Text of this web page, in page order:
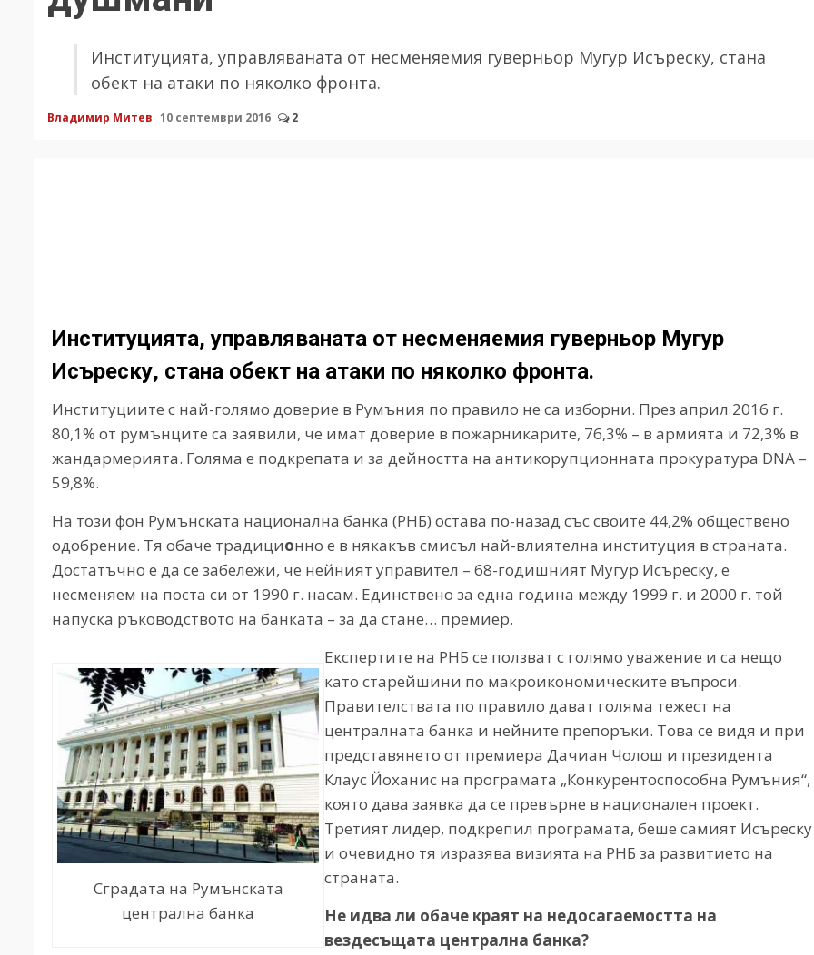
Институцията, управляваната от несменяемия гуверньор Мугур Исъреску, стана
обект на атаки по няколко фронта.
Владимир Митев 10 септември 2016 2
Институцията, управляваната от несменяемия гуверньор Мугур
Исъреску, стана обект на атаки по няколко фронта.
Институциите с най-голямо доверие в Румъния по правило не са изборни. През април 2016 г.
80,1% от румънците са заявили, че имат доверие в пожарникарите, 76,3% – в армията и 72,3% в
жандармерията. Голяма е подкрепата и за дейността на антикорупционната прокуратура DNA –
59,8%.
На този фон Румънската национална банка (РНБ) остава по-назад със своите 44,2% обществено
одобрение. Тя обаче традиционно е в някакъв смисъл най-влиятелна институция в страната.
Достатъчно е да се забележи, че нейният управител – 68-годишният Мугур Исъреску, е
несменяем на поста си от 1990 г. насам. Единствено за една година между 1999 г. и 2000 г. той
напуска ръководството на банката – за да стане… премиер.
Сградата на Румънската
централна банка
Експертите на РНБ се ползват с голямо уважение и са нещо
като старейшини по макроикономическите въпроси.
Правителствата по правило дават голяма тежест на
централната банка и нейните препоръки. Това се видя и при
представянето от премиера Дачиан Чолош и президента
Клаус Йоханис на програмата „Конкурентоспособна Румъния“,
която дава заявка да се превърне в национален проект.
Третият лидер, подкрепил програмата, беше самият Исъреску
и очевидно тя изразява визията на РНБ за развитието на
страната.
Не идва ли обаче краят на недосагаемостта на
вездесъщата централна банка?